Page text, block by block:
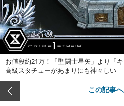
お値段約21万！「聖闘士星矢」より「
高級スタチューがあまりにも神々しい
この記事